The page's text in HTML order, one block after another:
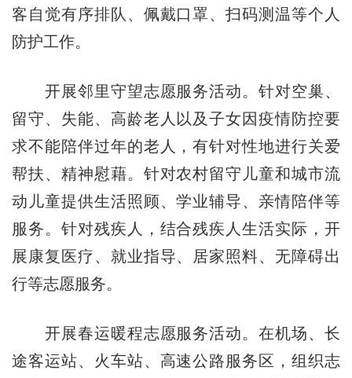
客自觉有序排队、佩戴口罩、扫码测温等个人
防护工作。
开展邻里守望志愿服务活动。针对空巢、
留守、失能、高龄老人以及子女因疫情防控要
求不能陪伴过年的老人，有针对性地进行关爱
帮扶、精神慰藉。针对农村留守儿童和城市流
动儿童提供生活照顾、学业辅导、亲情陪伴等
服务。针对残疾人，结合残疾人生活实际，开
展康复医疗、就业指导、居家照料、无障碍出
行等志愿服务。
开展春运暖程志愿服务活动。在机场、长
途客运站、火车站、高速公路服务区，组织志